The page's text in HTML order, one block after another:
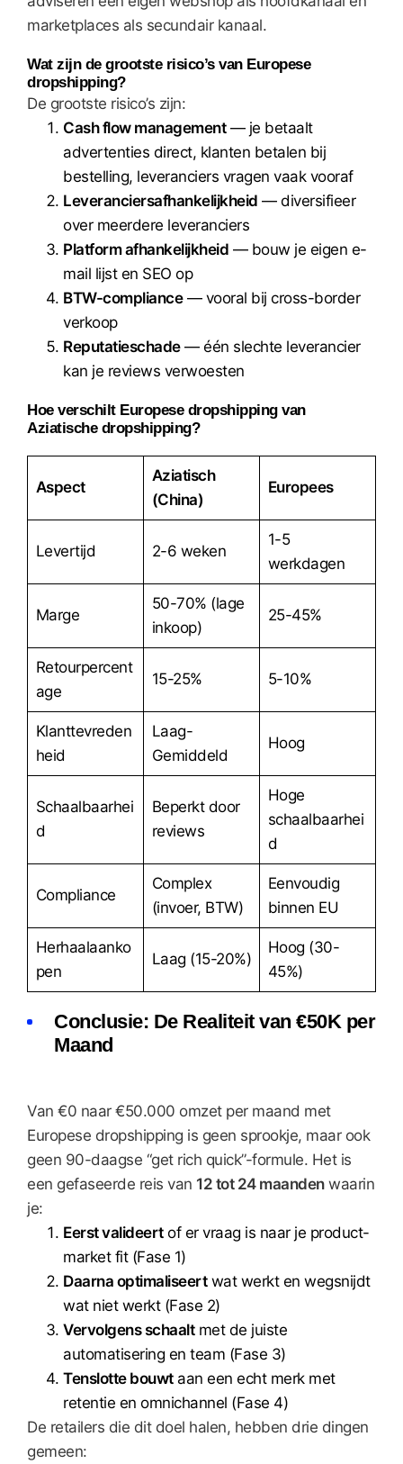
marketplaces als secundair kanaal.
Wat zijn de grootste risico’s van Europese
dropshipping?
De grootste risico’s zijn:
Cash flow management— je betaalt
advertenties direct, klanten betalen bij
bestelling, leveranciers vragen vaak vooraf
Leveranciersafhankelijkheid — diversifieer
over meerdere leveranciers
Platform afhankelijkheid — bouw je eigen e-
mail lijst en SEO op
BTW-compliance— vooral bij cross-border
verkoop
Reputatieschade— één slechte leverancier
kan je reviews verwoesten
Hoe verschilt Europese dropshipping van
Aziatische dropshipping?
Aspect
Aziatisch
(China)
Europees
Levertijd 2-6 weken
1-5
werkdagen
Marge
50-70% (lage
inkoop)
25-45%
Retourpercent
age
15-25% 5-10%
Klanttevreden
heid
Laag-
Gemiddeld
Hoog
Schaalbaarhei
d
Beperkt door
reviews
Hoge
schaalbaarhei
d
Compliance
Complex
(invoer, BTW)
Eenvoudig
binnen EU
Herhaalaanko
pen
Laag (15-20%)
Hoog (30-
45%)
Conclusie: De Realiteit van €50K per
Maand
Van €0 naar €50.000 omzet per maand met
Europese dropshipping is geen sprookje, maar ook
geen 90-daagse “get rich quick”-formule. Het is
een gefaseerde reis van 12 tot 24 maandenwaarin
je:
Eerst valideertof er vraag is naar je product-
market fit (Fase 1)
Daarna optimaliseertwat werkt en wegsnijdt
wat niet werkt (Fase 2)
Vervolgens schaaltmet de juiste
automatisering en team (Fase 3)
Tenslotte bouwtaan een echt merk met
retentie en omnichannel (Fase 4)
De retailers die dit doel halen, hebben drie dingen
gemeen: